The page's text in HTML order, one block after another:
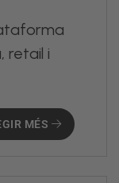
retail i
MÉS